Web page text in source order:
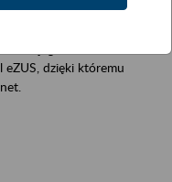
dzięki któremu